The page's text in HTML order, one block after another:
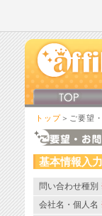
トップ ＞ご要望
基本情報入力
問い合わせ種別
会社名・個人名